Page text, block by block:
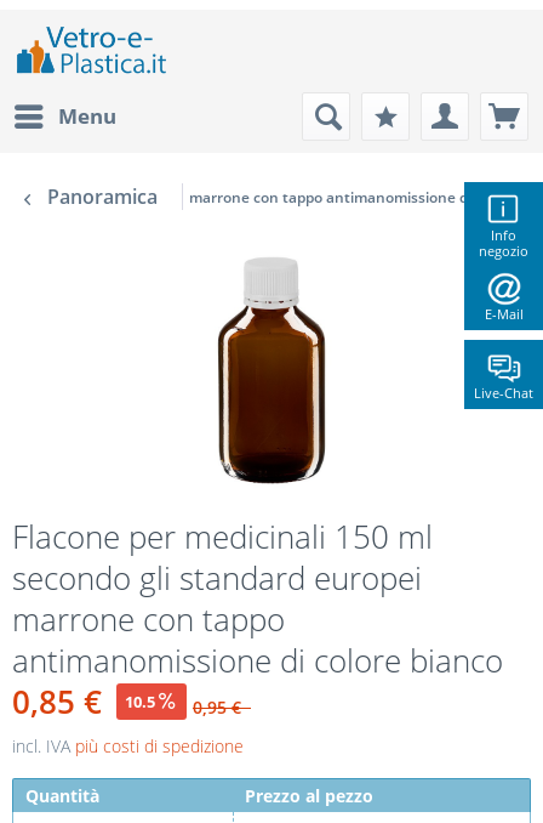
Info
negozio
E-Mail
Live-Chat
Menu
Panoramica marrone con tappo antimanomissione di colore
Flacone per medicinali 150 ml
secondo gli standard europei
marrone con tappo
antimanomissione di colore bianco
0,85 €
10.5
0,95 €
incl. IVA più costi di spedizione
Quantità
Prezzo al pezzo